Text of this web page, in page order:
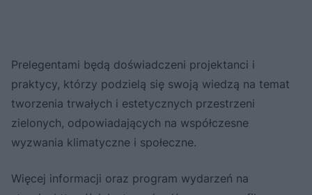
Prelegentami będą doświadczeni projektanci i
praktycy, którzy podzielą się swoją wiedzą na temat
tworzenia trwałych i estetycznych przestrzeni
zielonych, odpowiadających na współczesne
wyzwania klimatyczne i społeczne.
Więcej informacji oraz program wydarzeń na